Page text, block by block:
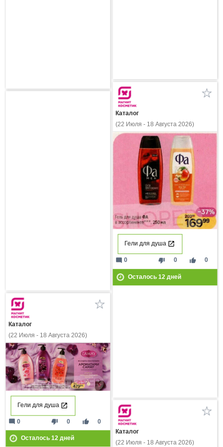
Каталог
(22 Июля - 18 Августа 2026)
Гели для душа
thumb_down 0 thumb_up 0
mode_comment 0
Осталось 12 дней
Каталог
(22 Июля - 18 Августа 2026)
Гели для душа
thumb_down 0 thumb_up 0
mode_comment 0
Осталось 12дней
Каталог
(22 Июля - 18 Августа 2026)